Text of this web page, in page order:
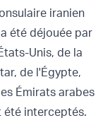
iranien
été déjouée par
Unis, de la
de l'Égypte,
Émirats arabes
été interceptés.